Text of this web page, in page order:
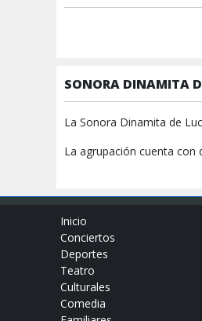
SONORA DINAMITA
La Sonora Dinamita de
La agrupación cuenta
Inicio
Conciertos
Deportes
Teatro
Culturales
Comedia